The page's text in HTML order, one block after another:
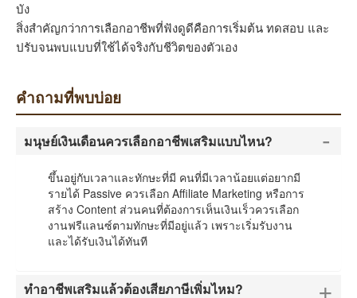
บัง
สิ่งสำคัญกว่าการเลือกอาชีพที่ฟังดูดีคือการเริ่มต้น ทดสอบ และ
ปรับจนพบแบบที่ใช้ได้จริงกับชีวิตของตัวเอง
คำถามที่พบบ่อย
มนุษย์เงินเดือนควรเลือกอาชีพเสริมแบบไหน? -
ขึ้นอยู่กับเวลาและทักษะที่มี คนที่มีเวลาน้อยแต่อยากมี
รายได้ Passive ควรเลือก Affiliate Marketing หรือการ
สร้าง Content ส่วนคนที่ต้องการเห็นเงินเร็วควรเลือก
งานฟรีแลนซ์ตามทักษะที่มีอยู่แล้ว เพราะเริ่มรับงาน
และได้รับเงินได้ทันที
ทำอาชีพเสริมแล้วต้องเสียภาษีเพิ่มไหม? +